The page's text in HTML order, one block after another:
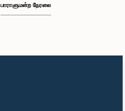
பாராளுமன்ற நேரலை